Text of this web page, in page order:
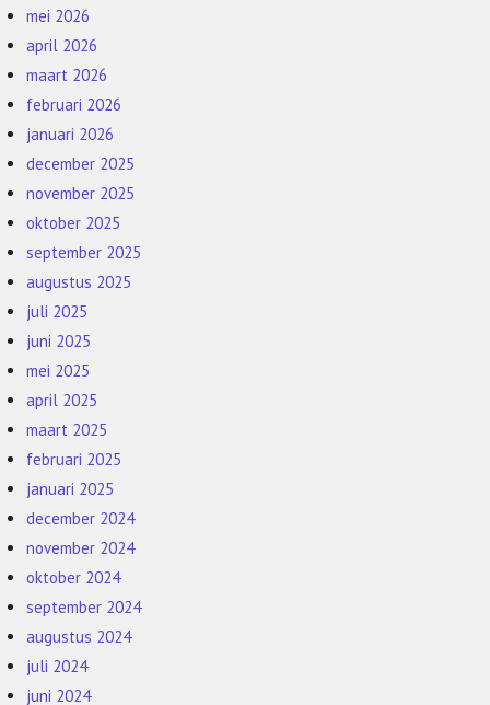
mei 2026
april 2026
maart 2026
februari 2026
januari 2026
december 2025
november 2025
oktober 2025
september 2025
augustus 2025
juli 2025
juni 2025
mei 2025
april 2025
maart 2025
februari 2025
januari 2025
december 2024
november 2024
oktober 2024
september 2024
augustus 2024
juli 2024
juni 2024